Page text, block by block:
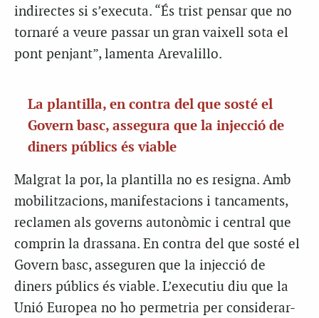
indirectes si s’executa. “És trist pensar que no
tornaré a veure passar un gran vaixell sota el
pont penjant”, lamenta Arevalillo.
La plantilla, en contra del que sosté el
Govern basc, assegura que la injecció de
diners públics és viable
Malgrat la por, la plantilla no es resigna. Amb
mobilitzacions, manifestacions i tancaments,
reclamen als governs autonòmic i central que
comprin la drassana. En contra del que sosté el
Govern basc, asseguren que la injecció de
diners públics és viable. L’executiu diu que la
Unió Europea no ho permetria per considerar-